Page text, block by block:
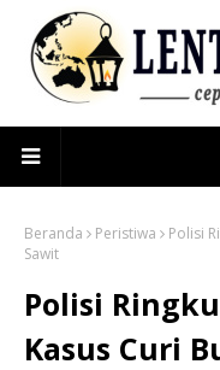
Beranda Peristiwa
Polisi
Sawit
Polisi
Kasus Curi